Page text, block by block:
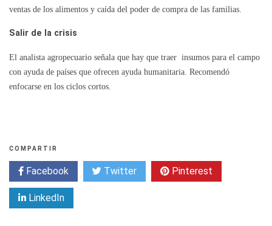
ventas de los alimentos y caída del poder de compra de las familias.
Salir de la crisis
El analista agropecuario señala que hay que traer insumos para el campo
con ayuda de países que ofrecen ayuda humanitaria. Recomendó
enfocarse en los ciclos cortos.
COMPARTIR
Facebook Twitter Pinterest
LinkedIn